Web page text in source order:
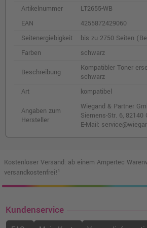
105,99 €
Kompatibler XL-Toner
106R03517 · Gelb
o. MwSt.136,97 €
162,99 €
inkl. MwSt. zzgl. Versand
Kompatibler XXL-Toner
106R03529 · Gelb
o. MwSt.157,13 €
Kompatibler XXL-Toner
145,99 €
inkl. MwSt. zzgl. Versand
Artikelnummer
LT2655-WB
EAN
4255872429060
Seitenergiebigkeit
bis zu 2750 Seiten
Farben
schwarz
Beschreibung
Kompatibler Toner
schwarz
Art
kompatibel
Angaben zum
Hersteller
Wiegand & Partner
Siemens-Str. 6, 82140
E-Mail:
Kostenloser Versand: ab einem Ampertec
versandkostenfrei!¹
Kundenservice